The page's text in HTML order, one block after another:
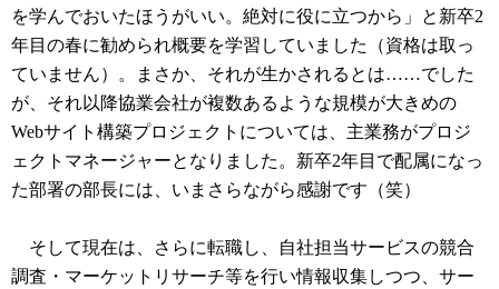
を学んでおいたほうがいい。絶対に役に立つから」と新卒2
年目の春に勧められ概要を学習していました（資格は取っ
ていません）。まさか、それが生かされるとは……でした
が、それ以降協業会社が複数あるような規模が大きめの
Webサイト構築プロジェクトについては、主業務がプロジ
ェクトマネージャーとなりました。新卒2年目で配属になっ
た部署の部長には、いまさらながら感謝です（笑）
そして現在は、さらに転職し、自社担当サービスの競合
調査・マーケットリサーチ等を行い情報収集しつつ、サー